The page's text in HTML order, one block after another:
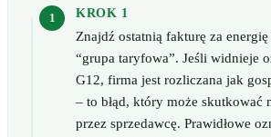
KROK 1
Znajdź ostatnią fakturę za
“grupa taryfowa”. Jeśli widnieje
G12, firma jest rozliczana jak
– to błąd, który może skutkować
przez sprzedawcę. Prawidłowe